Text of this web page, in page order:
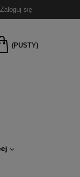
Zaloguj się
(PUSTY)